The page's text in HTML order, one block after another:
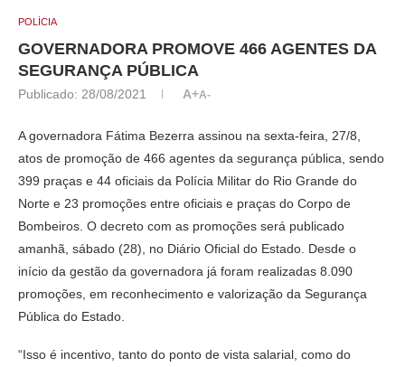
POLÍCIA
GOVERNADORA PROMOVE 466 AGENTES DA
SEGURANÇA PÚBLICA
Publicado: 28/08/2021 A+A-
A governadora Fátima Bezerra assinou na sexta-feira, 27/8,
atos de promoção de 466 agentes da segurança pública, sendo
399 praças e 44 oficiais da Polícia Militar do Rio Grande do
Norte e 23 promoções entre oficiais e praças do Corpo de
Bombeiros. O decreto com as promoções será publicado
amanhã, sábado (28), no Diário Oficial do Estado. Desde o
início da gestão da governadora já foram realizadas 8.090
promoções, em reconhecimento e valorização da Segurança
Pública do Estado.
“Isso é incentivo, tanto do ponto de vista salarial, como do